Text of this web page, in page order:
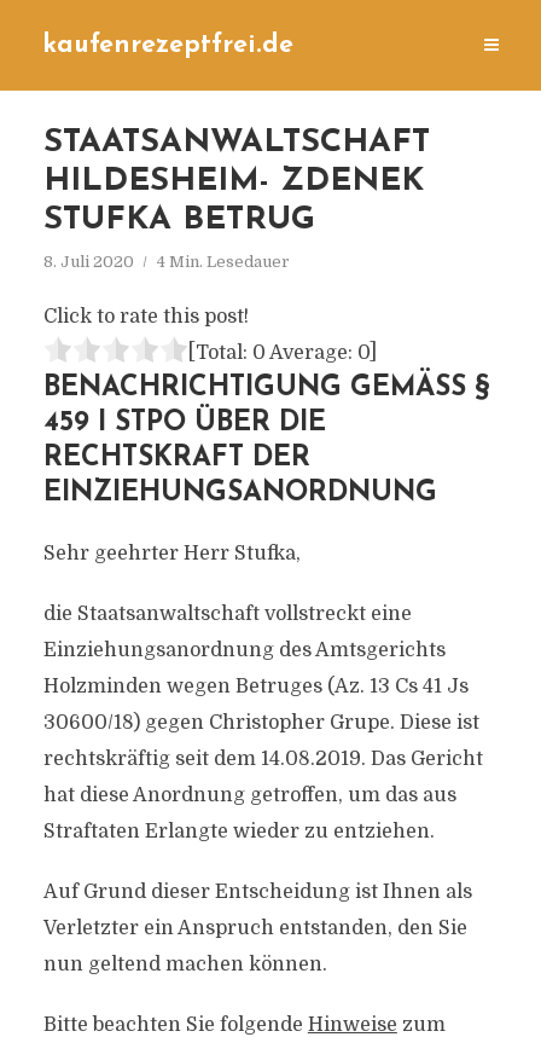
kaufenrezeptfrei.de
STAATSANWALTSCHAFT
HILDESHEIM- ZDENEK
STUFKA BETRUG
8. Juli 2020 4 Min. Lesedauer
Click to rate this post!
[Total: 0 Average: 0]
BENACHRICHTIGUNG GEMÄSS § 4
59 I STPO ÜBER DIE R
ECHTSKRAFT DER E
INZIEHUNGSANORDNUNG
Sehr geehrter Herr Stufka,
die Staatsanwaltschaft vollstreckt eine
Einziehungsanordnung des Amtsgerichts
Holzminden wegen Betruges (Az. 13 Cs 41 Js
30600/18) gegen Christopher Grupe. Diese ist
rechtskräftig seit dem 14.08.2019. Das Gericht
hat diese Anordnung getroffen, um das aus
Straftaten Erlangte wieder zu entziehen.
Auf Grund dieser Entscheidung ist Ihnen als
Verletzter ein Anspruch entstanden, den Sie
nun geltend machen können.
Bitte beachten Sie folgende Hinweise zum